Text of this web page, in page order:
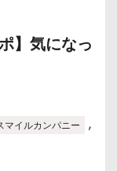
】気になっ
イルカンパニー ,